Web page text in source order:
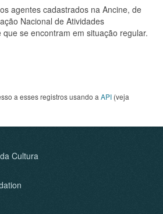
agentes cadastrados na Ancine, de
Nacional de Atividades
que se encontram em situação regular.
a esses registros usando a API (veja
Cultura